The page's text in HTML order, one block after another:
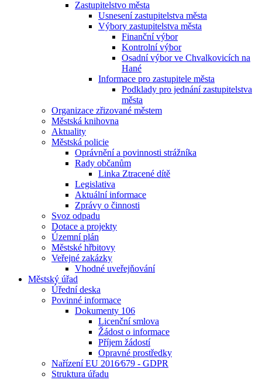
Zastupitelstvo města
Usnesení zastupitelstva města
Výbory zastupitelstva města
Finanční výbor
Kontrolní výbor
Osadní výbor ve Chvalkovicích na
Hané
Informace pro zastupitele města
Podklady pro jednání zastupitelstva
města
Organizace zřizované městem
Městská knihovna
Aktuality
Městská policie
Oprávnění a povinnosti strážníka
Rady občanům
Linka Ztracené dítě
Legislativa
Aktuální informace
Zprávy o činnosti
Svoz odpadu
Dotace a projekty
Územní plán
Městské hřbitovy
Veřejné zakázky
Vhodné uveřejňování
Městský úřad
Úřední deska
Povinné informace
Dokumenty 106
Licenční smlova
Žádost o informace
Příjem žádostí
Opravné prostředky
Nařízení EU 2016⁄679 - GDPR
Struktura úřadu